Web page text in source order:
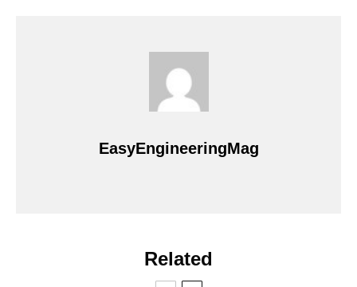
EasyEngineeringMag
Related